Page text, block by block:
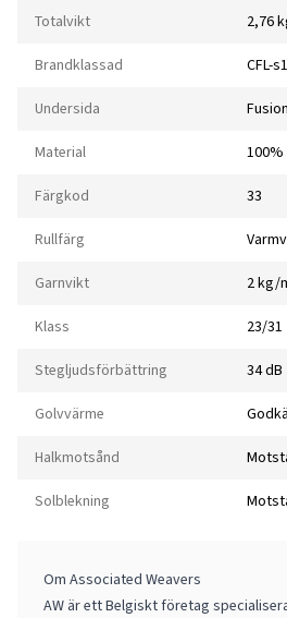
Totalvikt 2,76
Brandklassad CFL-s1
Undersida
Material 100%
Färgkod 33
Rullfärg
Garnvikt 2 kg/
Klass 23/31
Stegljudsförbättring 34 dB
Golvvärme
Halkmotsånd
Solblekning
Om Associated Weavers
AW är ett Belgiskt företag